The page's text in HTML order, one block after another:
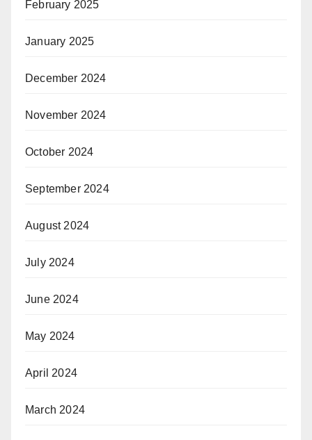
February 2025
January 2025
December 2024
November 2024
October 2024
September 2024
August 2024
July 2024
June 2024
May 2024
April 2024
March 2024